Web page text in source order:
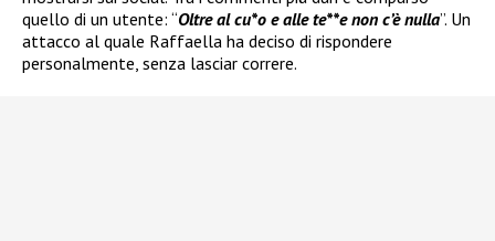
quello di un utente: “Oltre al cu*o e alle te**e non c’è nulla”. Un
attacco al quale Raffaella ha deciso di rispondere
personalmente, senza lasciar correre.